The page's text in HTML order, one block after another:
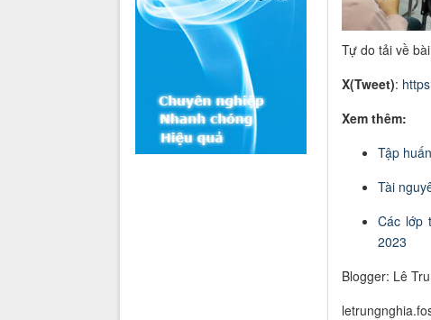
Tự do tải về
X(Tweet):
Xem thêm:
Tập
Tài
Các lớp
2023
Blogger: Lê